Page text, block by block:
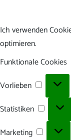
Ich verwenden
optimieren.
Funktionale Cookies
Vorlieben
Vorlieben
Statistiken
Marketing